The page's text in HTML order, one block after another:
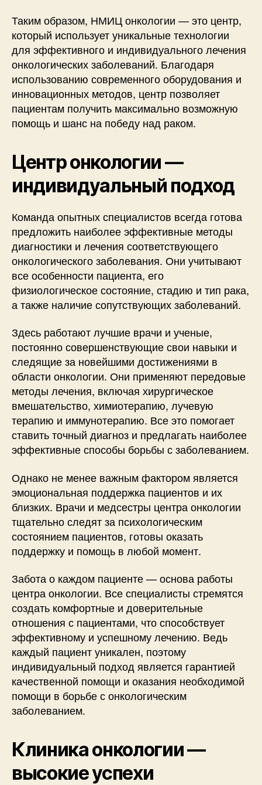
Таким образом, НМИЦ онкологии — это центр,
который использует уникальные технологии
для эффективного и индивидуального лечения
онкологических заболеваний. Благодаря
использованию современного оборудования и
инновационных методов, центр позволяет
пациентам получить максимально возможную
помощь и шанс на победу над раком.
Центр онкологии —
индивидуальный подход
Команда опытных специалистов всегда готова
предложить наиболее эффективные методы
диагностики и лечения соответствующего
онкологического заболевания. Они учитывают
все особенности пациента, его
физиологическое состояние, стадию и тип рака,
а также наличие сопутствующих заболеваний.
Здесь работают лучшие врачи и ученые,
постоянно совершенствующие свои навыки и
следящие за новейшими достижениями в
области онкологии. Они применяют передовые
методы лечения, включая хирургическое
вмешательство, химиотерапию, лучевую
терапию и иммунотерапию. Все это помогает
ставить точный диагноз и предлагать наиболее
эффективные способы борьбы с заболеванием.
Однако не менее важным фактором является
эмоциональная поддержка пациентов и их
близких. Врачи и медсестры центра онкологии
тщательно следят за психологическим
состоянием пациентов, готовы оказать
поддержку и помощь в любой момент.
Забота о каждом пациенте — основа работы
центра онкологии. Все специалисты стремятся
создать комфортные и доверительные
отношения с пациентами, что способствует
эффективному и успешному лечению. Ведь
каждый пациент уникален, поэтому
индивидуальный подход является гарантией
качественной помощи и оказания необходимой
помощи в борьбе с онкологическим
заболеванием.
Клиника онкологии —
высокие успехи